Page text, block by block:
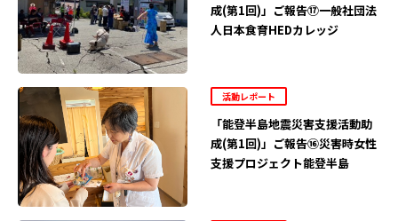
成(第1回)」ご報告⑰一般社団法
人日本食育HEDカレッジ
活動レポート
「能登半島地震災害支援活動助
成(第1回)」ご報告⑯災害時女性
支援プロジェクト能登半島